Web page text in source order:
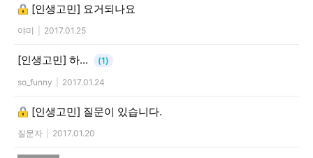
[인생고민] 요거되나요
야미 2017.01.25
[인생고민] 하... (1)
so_funny 2017.01.24
[인생고민] 질문이 있습니다.
질문자 2017.01.20